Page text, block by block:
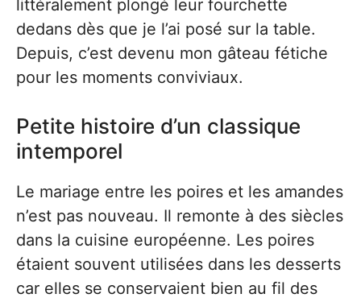
littéralement plongé leur fourchette
dedans dès que je l’ai posé sur la table.
Depuis, c’est devenu mon gâteau fétiche
pour les moments conviviaux.
Petite histoire d’un classique
intemporel
Le mariage entre les poires et les amandes
n’est pas nouveau. Il remonte à des siècles
dans la cuisine européenne. Les poires
étaient souvent utilisées dans les desserts
car elles se conservaient bien au fil des